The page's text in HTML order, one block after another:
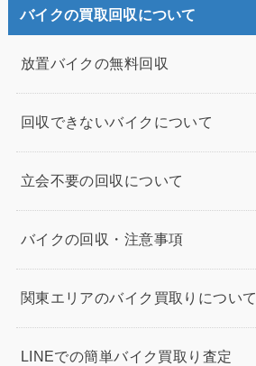
バイクの買取回収について
放置バイクの無料回収
回収できないバイクについて
立会不要の回収について
バイクの回収・注意事項
関東エリアのバイク買取りについて
LINEでの簡単バイク買取り査定